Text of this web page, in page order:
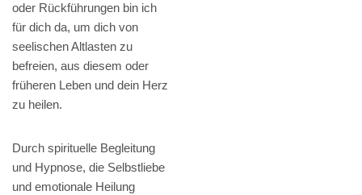
oder Rückführungen bin ich
für dich da, um dich von
seelischen Altlasten zu
befreien, aus diesem oder
früheren Leben und dein Herz
zu heilen.
Durch spirituelle Begleitung
und Hypnose, die Selbstliebe
und emotionale Heilung